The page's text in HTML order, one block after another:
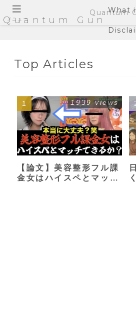
Quantum Gun
What
Top Articles
【論文】美容整形フル課
金女はハイスペとマッチ
1939 views
メニュー
Quantum